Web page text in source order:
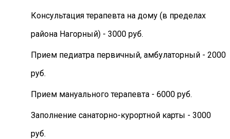
Консультация терапевта на дому (в пределах
района Нагорный) - 3000 руб.
Прием педиатра первичный, амбулаторный - 2000
руб.
Прием мануального терапевта - 6000 руб.
Заполнение санаторно-курортной карты - 3000
руб.